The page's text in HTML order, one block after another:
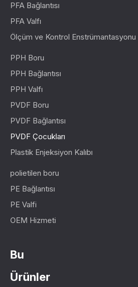
PFA Bağlantısı
PFA Valfı
Ölçüm ve Kontrol Enstrümantasyonu
PPH Boru
PPH Bağlantısı
PPH Valfı
PVDF Boru
PVDF Bağlantısı
PVDF Çocukları
Plastik Enjeksiyon Kalıbı
polietilen boru
PE Bağlantısı
PE Valfi
OEM Hizmeti
Bu
Ürünler